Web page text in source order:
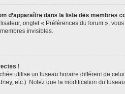
d’apparaître dans la liste des membres
onglet « Préférences du forum », vous
invisibles.
!
utilise un fuseau horaire différent de
etc.). Notez que la modification du